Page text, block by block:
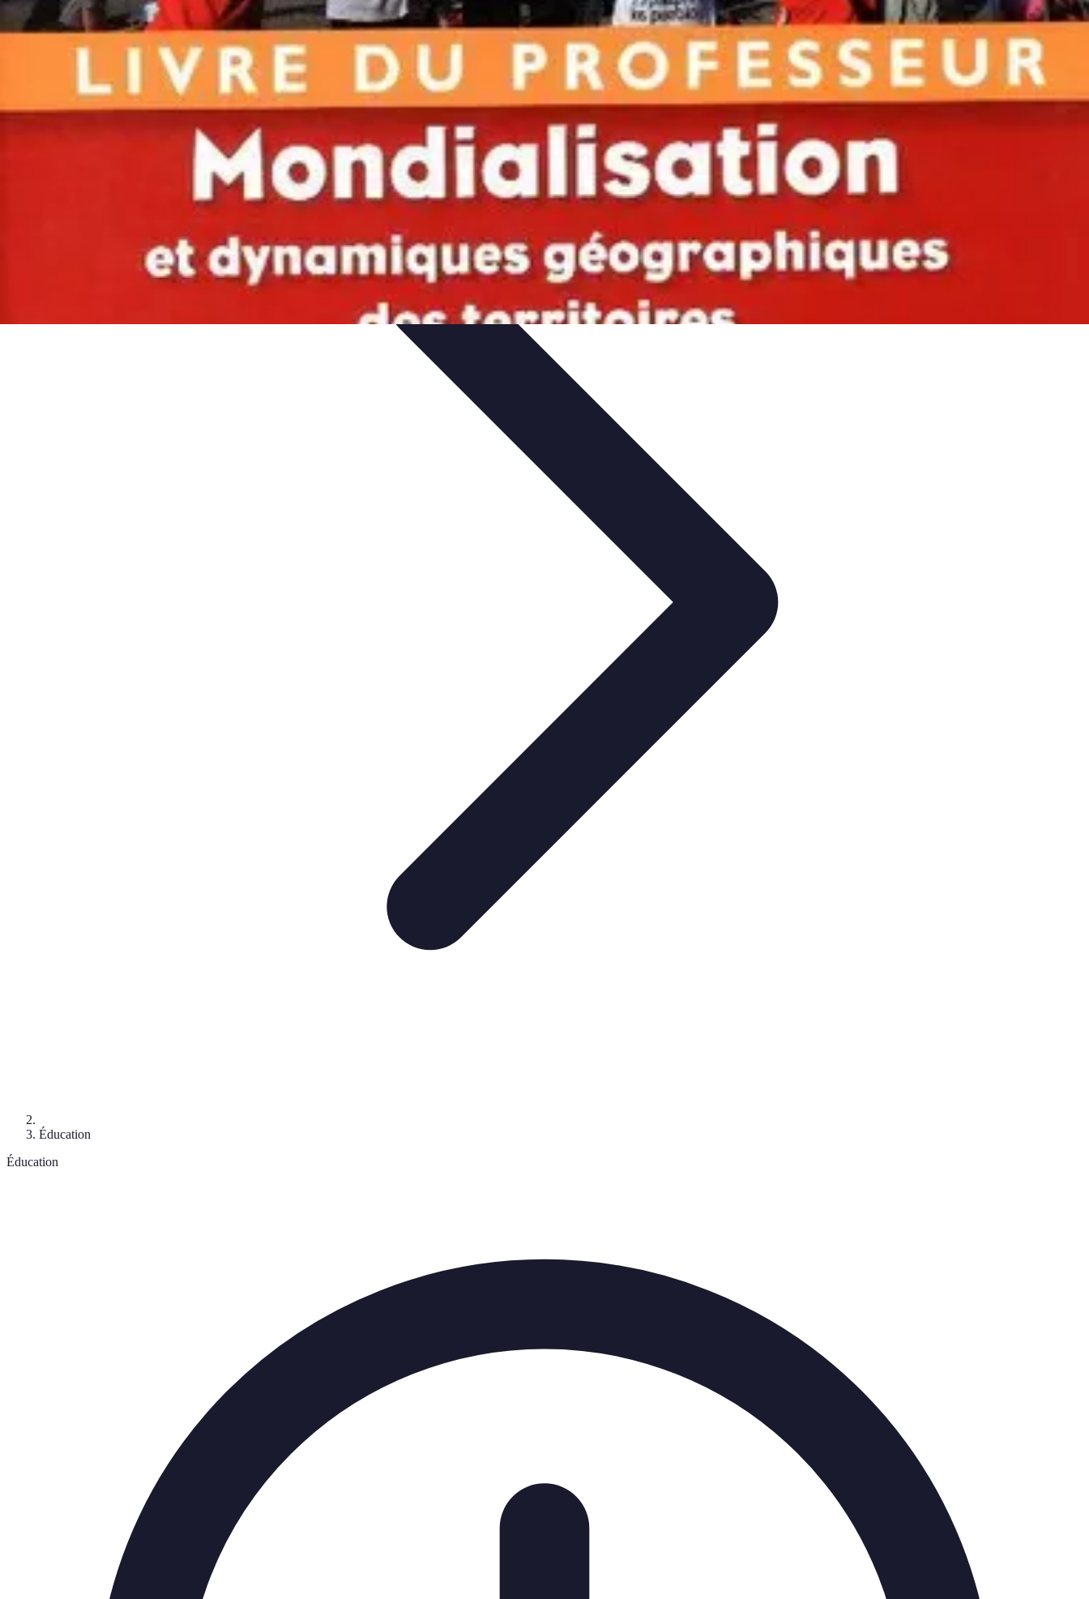
Atlas Géographique
TendancesPerception et UtilisationGuide d'achatÉducation et ApprentissageAtlas Thématiques
Éducation
Éducation